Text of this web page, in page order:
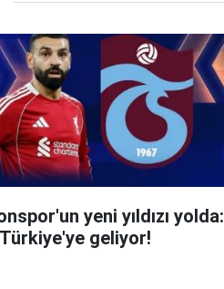
yeni yıldızı yolda:
geliyor!